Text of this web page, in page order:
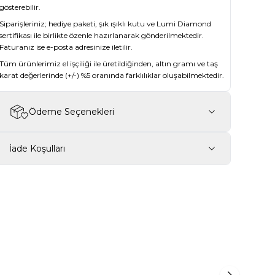
gösterebilir.
Siparişleriniz; hediye paketi, şık ışıklı kutu ve Lumi Diamond
sertifikası ile birlikte özenle hazırlanarak gönderilmektedir.
Faturanız ise e-posta adresinize iletilir.
Tüm ürünlerimiz el işçiliği ile üretildiğinden, altın gramı ve taş
karat değerlerinde (+/-) %5 oranında farklılıklar oluşabilmektedir.
Ödeme Seçenekleri
İade Koşulları